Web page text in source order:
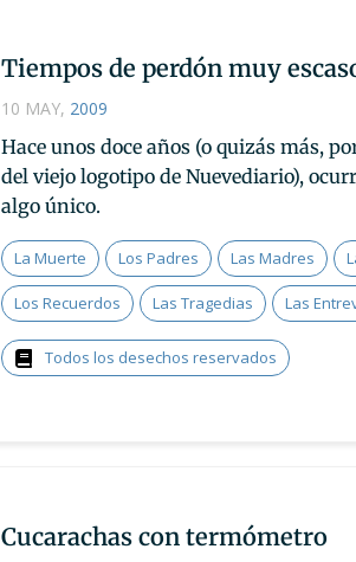
Tiempos de perdón muy
10 MAY, 2009
Hace unos doce años (o quizás más,
del viejo logotipo de Nuevediario),
algo único.
La Muerte Los Padres Las Madres
Los Recuerdos Las Tragedias Las
Todos los desechos reservados
Cucarachas con termómetro